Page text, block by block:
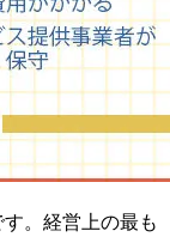
。経営上の最も